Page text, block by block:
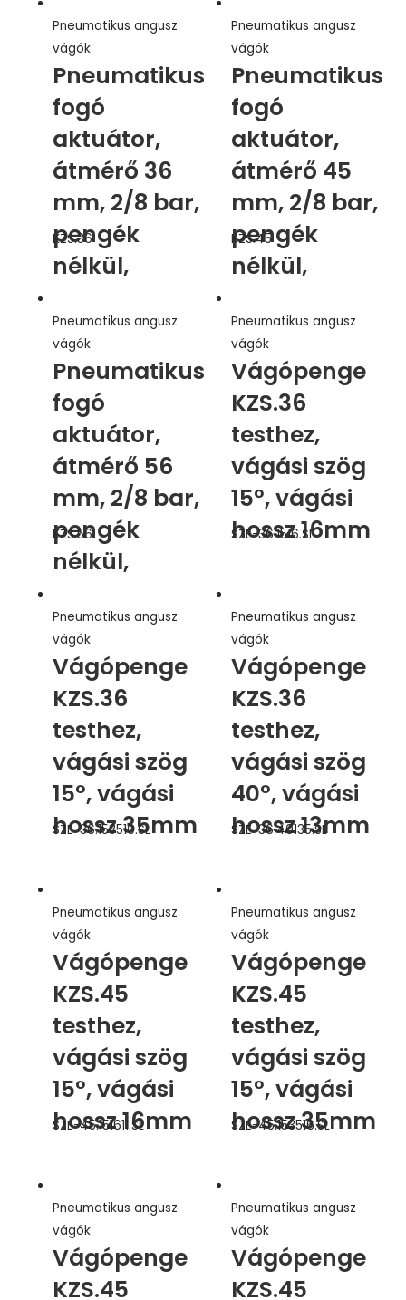
Pneumatikus angusz
vágók
Pneumatikus
fogó
aktuátor,
átmérő 36
mm, 2/8 bar,
pengék
nélkül,
záróerő max
588N
KZS.36
Pneumatikus angusz
vágók
Pneumatikus
fogó
aktuátor,
átmérő 45
mm, 2/8 bar,
pengék
nélkül,
záróerő max
1372N
KZS.45
Pneumatikus angusz
vágók
Pneumatikus
fogó
aktuátor,
átmérő 56
mm, 2/8 bar,
pengék
nélkül,
záróerő max
2744N
KZS.56
Pneumatikus angusz
vágók
Vágópenge
KZS.36
testhez,
vágási szög
15°, vágási
hossz 16mm
SZE-36.1516.SL
Pneumatikus angusz
vágók
Vágópenge
KZS.36
testhez,
vágási szög
15°, vágási
hossz 35mm
SZE-36.153510.SL
Pneumatikus angusz
vágók
Vágópenge
KZS.36
testhez,
vágási szög
40°, vágási
hossz 13mm
SZE-36.40135.SL
Pneumatikus angusz
vágók
Vágópenge
KZS.45
testhez,
vágási szög
15°, vágási
hossz 16mm
SZE-45.151611.SL
Pneumatikus angusz
vágók
Vágópenge
KZS.45
testhez,
vágási szög
15°, vágási
hossz 35mm
SZE-45.153516.SL
Pneumatikus angusz
vágók
Vágópenge
KZS.45
Pneumatikus angusz
vágók
Vágópenge
KZS.45